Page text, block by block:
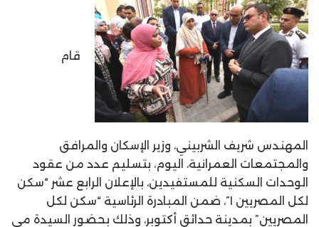
قام
المهندس شريف الشربيني، وزير الإسكان والمرافق
والمجتمعات العمرانية، اليوم، بتسليم عدد من عقود
الوحدات السكنية للمستفيدين، بالإعلان الرابع عشر “سكن
لكل المصريين ١”، ضمن المبادرة الرئاسية “سكن لكل
المصريين” بمدينة حدائق أكتوبر، وذلك بحضور السيدة مى